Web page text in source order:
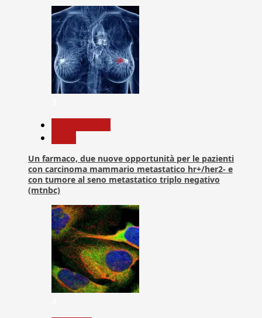
Un farmaco, due nuove opportunità per le pazienti
con carcinoma mammario metastatico hr+/her2- e
con tumore al seno metastatico triplo negativo
(mtnbc)